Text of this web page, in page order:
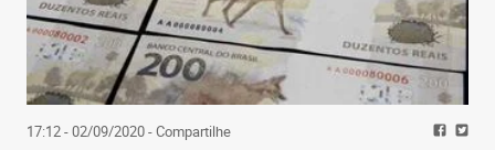
17:12 - 02/09/2020- Compartilhe